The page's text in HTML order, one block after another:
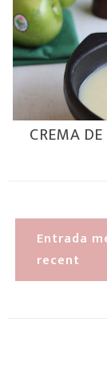
CREMA
Entrada
recent